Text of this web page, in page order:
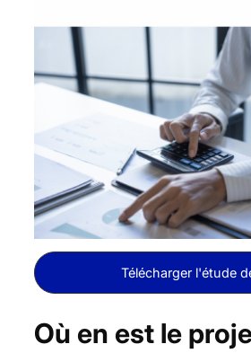
Télécharger l'étude
Où en est le